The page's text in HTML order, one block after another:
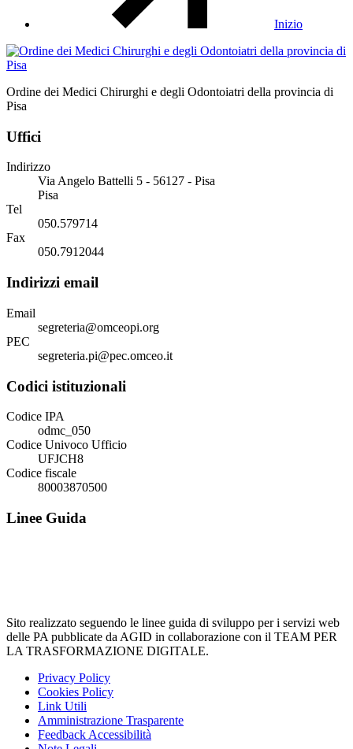
Inizio
Ordine dei Medici Chirurghi e degli Odontoiatri della provincia di
Pisa
Uffici
Indirizzo
Via Angelo Battelli 5 - 56127 - Pisa
Pisa
Tel
050.579714
Fax
050.7912044
Indirizzi email
Email
segreteria@omceopi.org
PEC
segreteria.pi@pec.omceo.it
Codici istituzionali
Codice IPA
odmc_050
Codice Univoco Ufficio
UFJCH8
Codice fiscale
80003870500
Linee Guida
Sito realizzato seguendo le linee guida di sviluppo per i servizi web
delle PA pubblicate da AGID in collaborazione con il TEAM PER
LA TRASFORMAZIONE DIGITALE.
Privacy Policy
Cookies Policy
Link Utili
Amministrazione Trasparente
Feedback Accessibilità